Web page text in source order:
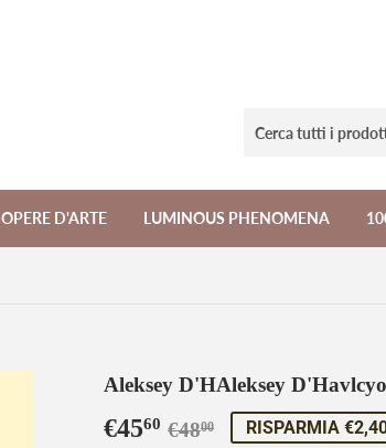
OPERE D'ARTE LUMINOUS PHENOMENA
Aleksey D'HAleksey
€4560 €4800
Prezzo
€48,00
Prezzo
€45,60
RISPARMIA